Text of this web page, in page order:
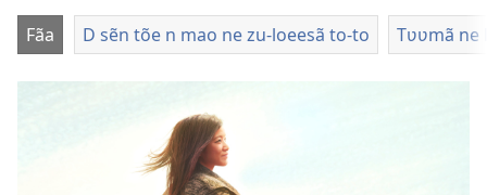
Fãa D sẽn tõe n mao ne zu-loeesã to-to Tʋʋmã ne